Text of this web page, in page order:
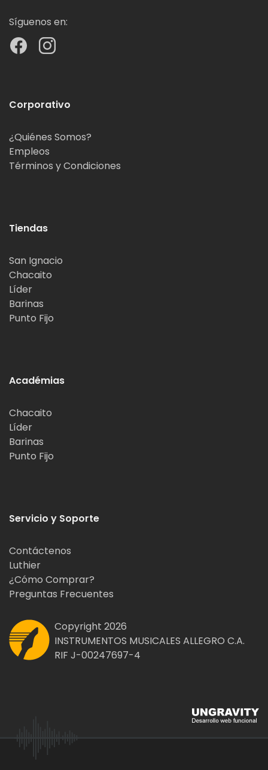
Síguenos en:
Corporativo
¿Quiénes Somos?
Empleos
Términos y Condiciones
Tiendas
San Ignacio
Chacaito
Líder
Barinas
Punto Fijo
Académias
Chacaito
Líder
Barinas
Punto Fijo
Servicio y Soporte
Contáctenos
Luthier
¿Cómo Comprar?
Preguntas Frecuentes
Copyright 2026
INSTRUMENTOS MUSICALES ALLEGRO C.A.
RIF J-00247697-4